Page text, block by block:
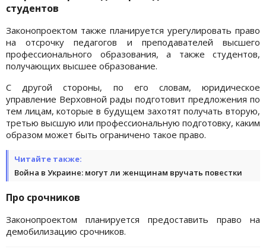
студентов
Законопроектом также планируется урегулировать право
на отсрочку педагогов и преподавателей высшего
профессионального образования, а также студентов,
получающих высшее образование.
С другой стороны, по его словам, юридическое
управление Верховной рады подготовит предложения по
тем лицам, которые в будущем захотят получать вторую,
третью высшую или профессиональную подготовку, каким
образом может быть ограничено такое право.
Читайте также:
Война в Украине: могут ли женщинам вручать повестки
Про срочников
Законопроектом планируется предоставить право на
демобилизацию срочников.